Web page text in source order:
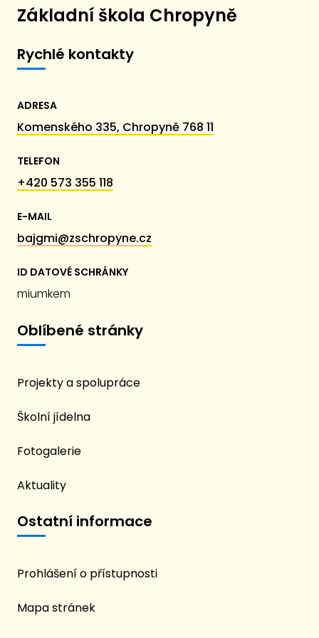
Základní škola Chropyně
Rychlé kontakty
ADRESA
Komenského 335, Chropyně 768 11
TELEFON
+420 573 355 118
E-MAIL
bajgmi@zschropyne.cz
ID DATOVÉ SCHRÁNKY
miumkem
Oblíbené stránky
Projekty a spolupráce
Školní jídelna
Fotogalerie
Aktuality
Ostatní informace
Prohlášení o přístupnosti
Mapa stránek